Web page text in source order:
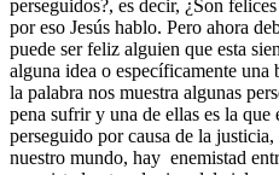
perseguidos?, es decir, ¿Son
por eso Jesús hablo. Pero ahora
puede ser feliz alguien que esta
alguna idea o específicamente
la palabra nos muestra algunas
pena sufrir y una de ellas es la que
perseguido por causa de la
nuestro mundo, hay enemistad